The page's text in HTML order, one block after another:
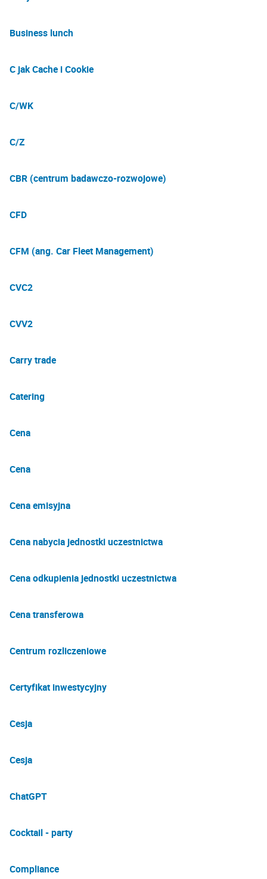
Business lunch
C jak Cache i Cookie
C/WK
C/Z
CBR (centrum badawczo-rozwojowe)
CFD
CFM (ang. Car Fleet Management)
CVC2
CVV2
Carry trade
Catering
Cena
Cena
Cena emisyjna
Cena nabycia jednostki uczestnictwa
Cena odkupienia jednostki uczestnictwa
Cena transferowa
Centrum rozliczeniowe
Certyfikat inwestycyjny
Cesja
Cesja
ChatGPT
Cocktail - party
Compliance